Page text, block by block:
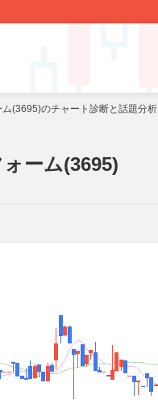
(3695)のチャート診断と話題分析
ーム(3695)